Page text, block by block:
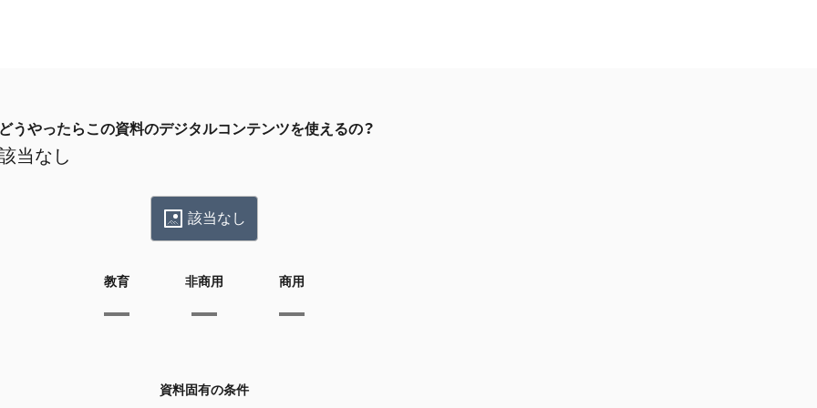
どうやったらこの資料のデジタルコンテンツを使えるの？
当なし
該当なし
教育 非商用 商用
資料固有の条件